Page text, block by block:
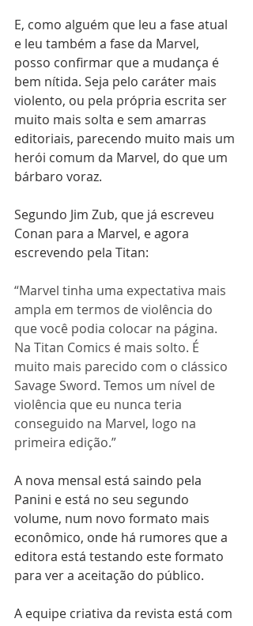
E, como alguém que leu a fase atual
e leu também a fase da Marvel,
posso confirmar que a mudança é
bem nítida. Seja pelo caráter mais
violento, ou pela própria escrita ser
muito mais solta e sem amarras
editoriais, parecendo muito mais um
herói comum da Marvel, do que um
bárbaro voraz.
Segundo Jim Zub, que já escreveu
Conan para a Marvel, e agora
escrevendo pela Titan:
“Marvel tinha uma expectativa mais
ampla em termos de violência do
que você podia colocar na página.
Na Titan Comics é mais solto. É
muito mais parecido com o clássico
Savage Sword. Temos um nível de
violência que eu nunca teria
conseguido na Marvel, logo na
primeira edição.”
A nova mensal está saindo pela
Panini e está no seu segundo
volume, num novo formato mais
econômico, onde há rumores que a
editora está testando este formato
para ver a aceitação do público.
A equipe criativa da revista está com